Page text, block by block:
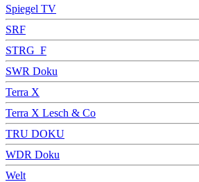
Spiegel TV
SRF
STRG_F
SWR Doku
Terra X
Terra X Lesch & Co
TRU DOKU
WDR Doku
Welt